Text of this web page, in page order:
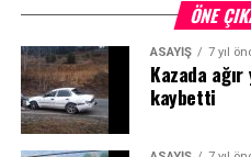
ÖNE
ASAYİŞ 7 yıl
Kazada
kaybetti